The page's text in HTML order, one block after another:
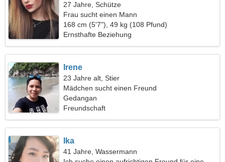
27 Jahre, Schütze
Frau sucht einen Mann
168 cm (5'7"), 49 kg (108 Pfund)
Ernsthafte Beziehung
Irene
23 Jahre alt, Stier
Mädchen sucht einen Freund
Gedangan
Freundschaft
Ika
41 Jahre, Wassermann